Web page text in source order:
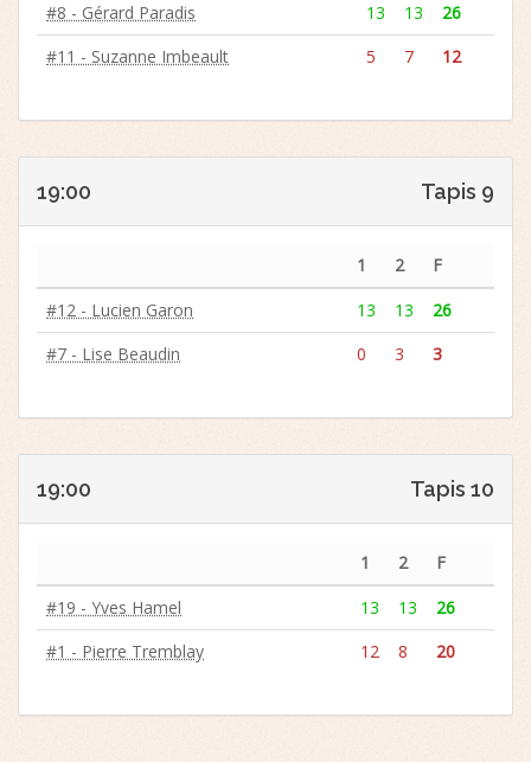
#8 - Gérard Paradis
13 13
26
#11 - Suzanne Imbeault
5 7 12
19:00 Tapis 9
1 2
F
#12 - Lucien Garon
13 13
26
#7 - Lise Beaudin
0 3 3
19:00 Tapis 10
1 2
F
#19 - Yves Hamel
13 13
26
#1 - Pierre Tremblay
12 8 20